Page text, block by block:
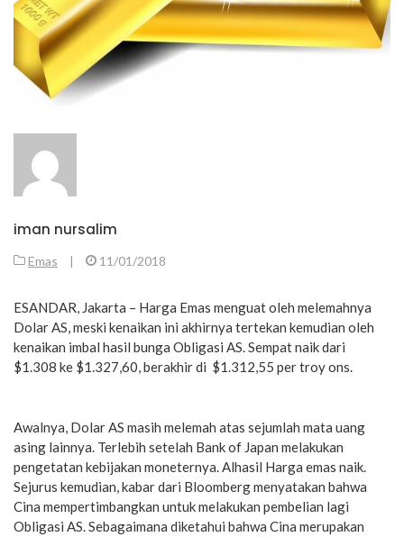
iman nursalim
Emas | 11/01/2018
ESANDAR, Jakarta – Harga Emas menguat oleh melemahnya
Dolar AS, meski kenaikan ini akhirnya tertekan kemudian oleh
kenaikan imbal hasil bunga Obligasi AS. Sempat naik dari
$1.308 ke $1.327,60, berakhir di $1.312,55 per troy ons.
Awalnya, Dolar AS masih melemah atas sejumlah mata uang
asing lainnya. Terlebih setelah Bank of Japan melakukan
pengetatan kebijakan moneternya. Alhasil Harga emas naik.
Sejurus kemudian, kabar dari Bloomberg menyatakan bahwa
Cina mempertimbangkan untuk melakukan pembelian lagi
Obligasi AS. Sebagaimana diketahui bahwa Cina merupakan